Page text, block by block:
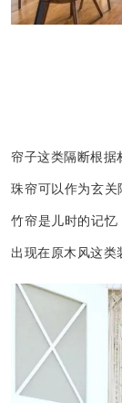
帘子这类隔断根据
珠帘可以作为玄关
竹帘是儿时的记
出现在原木风这类